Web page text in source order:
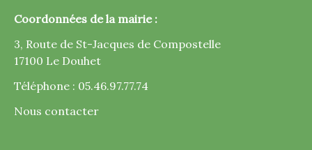
Coordonnées de la mairie :
3, Route de St-Jacques de Compostelle
17100 Le Douhet
Téléphone : 05.46.97.77.74
Nous contacter